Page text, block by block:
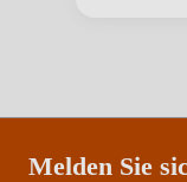
Säuregehalt in g/L
Melden Sie